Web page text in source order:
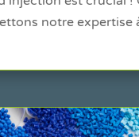
notre expertise